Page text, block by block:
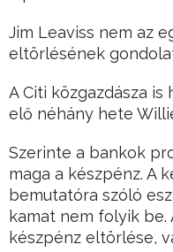
Jim Leaviss nem az
eltörlésének
A Citi közgazdásza
elő néhány hete
Szerinte a bankok
maga a készpénz. A
bemutatóra szóló
kamat nem folyik be.
készpénz eltörlése,